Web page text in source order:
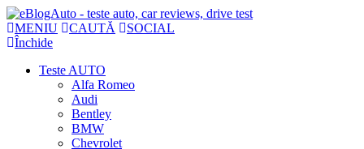
MENIU CAUTĂ
SOCIAL
Închide
Teste AUTO
Alfa Romeo
Audi
Bentley
BMW
Chevrolet